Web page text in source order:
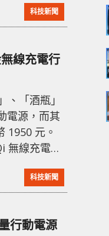
有竊聽、定
能成為不法
科技新聞
線充電行
「酒瓶」
電源，而其
1950 元。
無線充電協
，意味著你
線充電裝
科技新聞
行動電源